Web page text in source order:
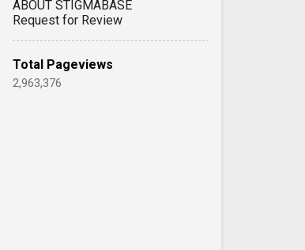
ABOUT STIGMABASE
Request for Review
Total Pageviews
2,963,376